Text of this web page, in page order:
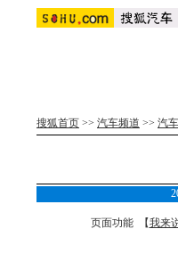
搜狐首页 >> 汽车频道 >> 汽
页面功能 【我来